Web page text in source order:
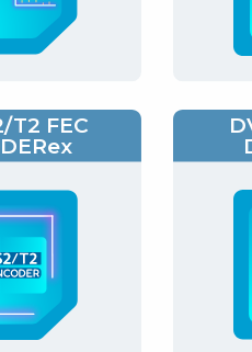
T2 FEC